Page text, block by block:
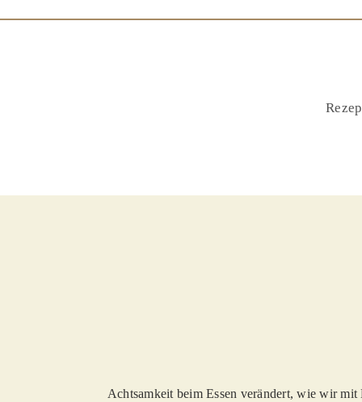
Achtsamkeit beim Essen verändert, wie wir